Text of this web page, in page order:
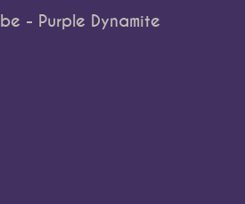
- Purple Dynamite